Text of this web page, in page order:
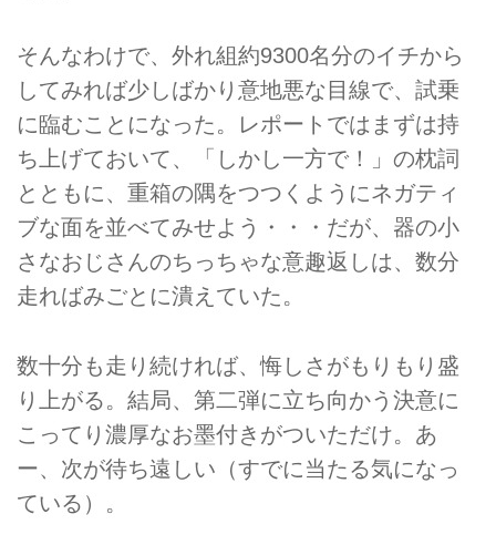
そんなわけで、外れ組約9300名分のイチから
してみれば少しばかり意地悪な目線で、試乗
に臨むことになった。レポートではまずは持
ち上げておいて、「しかし一方で！」の枕詞
とともに、重箱の隅をつつくようにネガティ
ブな面を並べてみせよう・・・だが、器の小
さなおじさんのちっちゃな意趣返しは、数分
走ればみごとに潰えていた。
数十分も走り続ければ、悔しさがもりもり盛
り上がる。結局、第二弾に立ち向かう決意に
こってり濃厚なお墨付きがついただけ。あ
ー、次が待ち遠しい（すでに当たる気になっ
ている）。